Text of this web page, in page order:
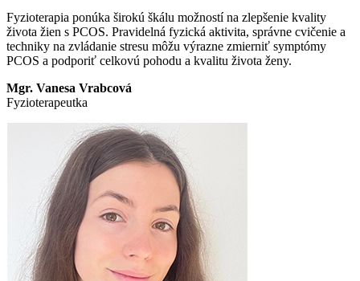
Fyzioterapia ponúka širokú škálu možností na zlepšenie kvality
života žien s PCOS. Pravidelná fyzická aktivita, správne cvičenie a
techniky na zvládanie stresu môžu výrazne zmierniť symptómy
PCOS a podporiť celkovú pohodu a kvalitu života ženy.
Mgr. Vanesa Vrabcová
Fyzioterapeutka